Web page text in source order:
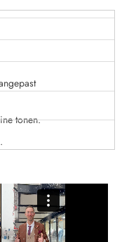
tonen.